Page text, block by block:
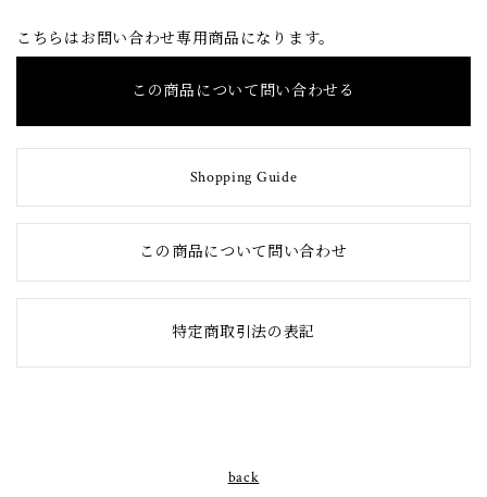
こちらはお問い合わせ専用商品になります。
この商品について問い合わせる
Shopping Guide
この商品について問い合わせ
特定商取引法の表記
back